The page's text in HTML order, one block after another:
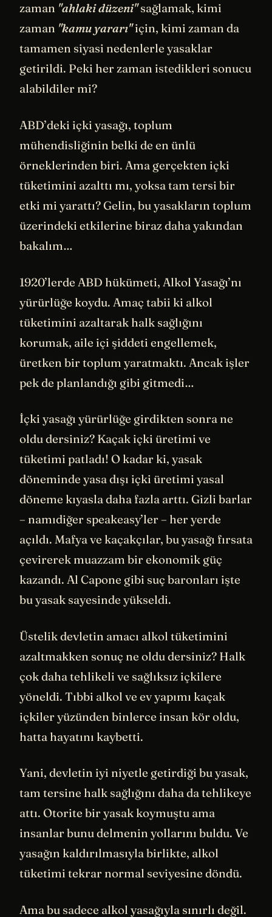
zaman "ahlaki düzeni"sağlamak, kimi
zaman "kamu yararı"için, kimi zaman da
tamamen siyasi nedenlerle yasaklar
getirildi. Peki her zaman istedikleri sonucu
alabildiler mi?
ABD’deki içki yasağı, toplum
mühendisliğinin belki de en ünlü
örneklerinden biri. Ama gerçekten içki
tüketimini azalttı mı, yoksa tam tersi bir
etki mi yarattı? Gelin, bu yasakların toplum
üzerindeki etkilerine biraz daha yakından
bakalım…
1920’lerde ABD hükümeti, Alkol Yasağı’nı
yürürlüğe koydu. Amaç tabii ki alkol
tüketimini azaltarak halk sağlığını
korumak, aile içi şiddeti engellemek,
üretken bir toplum yaratmaktı. Ancak işler
pek de planlandığı gibi gitmedi…
İçki yasağı yürürlüğe girdikten sonra ne
oldu dersiniz? Kaçak içki üretimi ve
tüketimi patladı! O kadar ki, yasak
döneminde yasa dışı içki üretimi yasal
döneme kıyasla daha fazla arttı. Gizli barlar
– namıdiğer speakeasy’ler – her yerde
açıldı. Mafya ve kaçakçılar, bu yasağı fırsata
çevirerek muazzam bir ekonomik güç
kazandı. Al Capone gibi suç baronları işte
bu yasak sayesinde yükseldi.
Üstelik devletin amacı alkol tüketimini
azaltmakken sonuç ne oldu dersiniz? Halk
çok daha tehlikeli ve sağlıksız içkilere
yöneldi. Tıbbi alkol ve ev yapımı kaçak
içkiler yüzünden binlerce insan kör oldu,
hatta hayatını kaybetti.
Yani, devletin iyi niyetle getirdiği bu yasak,
tam tersine halk sağlığını daha da tehlikeye
attı. Otorite bir yasak koymuştu ama
insanlar bunu delmenin yollarını buldu. Ve
yasağın kaldırılmasıyla birlikte, alkol
tüketimi tekrar normal seviyesine döndü.
Ama bu sadece alkol yasağıyla sınırlı değil.